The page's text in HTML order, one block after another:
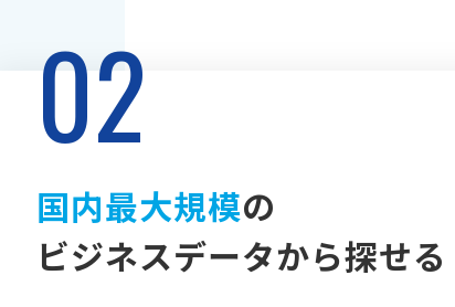
02
国内最大規模の
ビジネスデータから探せる